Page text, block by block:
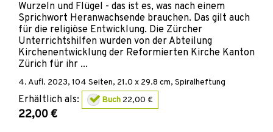
Wurzeln und Flügel - das ist es, was nach einem
Sprichwort Heranwachsende brauchen. Das gilt auch
für die religiöse Entwicklung. Die Zürcher
Unterrichtshilfen wurden von der Abteilung
Kirchenentwicklung der Reformierten Kirche Kanton
Zürich für ihr ...
4. Aufl. 2023, 104 Seiten, 21.0 x 29.8 cm, Spiralheftung
Erhältlich als: Buch 22,00 €
22,00 €